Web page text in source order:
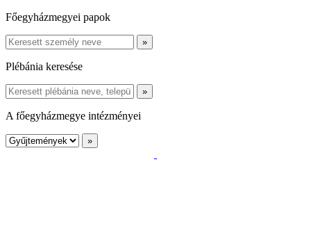
Főegyházmegyei papok
Plébánia keresése
A főegyházmegye intézményei